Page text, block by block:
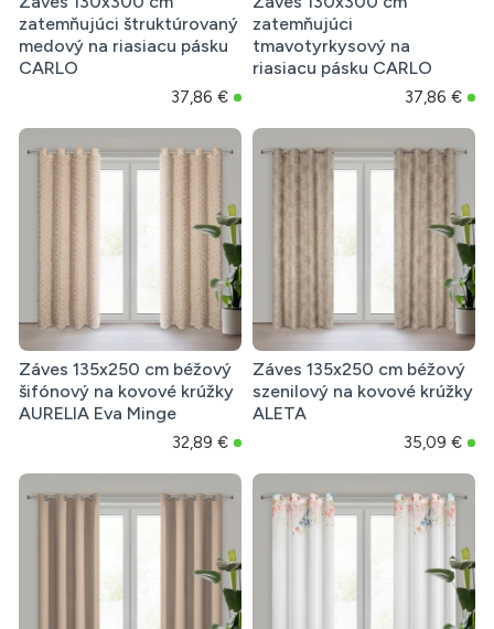
zatemňujúci štruktúrovaný
medový na riasiacu pásku
CARLO
37,86 €
zatemňujúci
tmavotyrkysový na
riasiacu pásku CARLO
37,86 €
Záves 135x250 cm béžový
šifónový na kovové krúžky
AURELIA Eva Minge
32,89 €
Záves 135x250 cm béžový
szenilový na kovové krúžky
ALETA
35,09 €